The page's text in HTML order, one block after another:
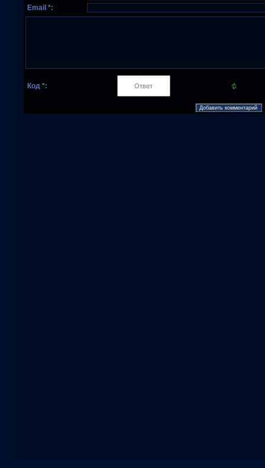
Email *:
Код *: